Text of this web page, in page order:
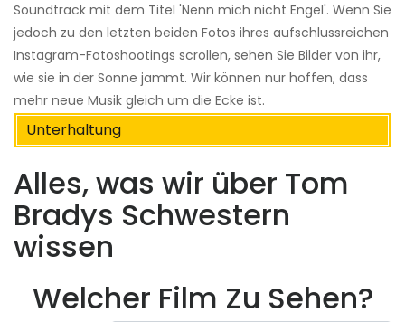
Soundtrack mit dem Titel 'Nenn mich nicht Engel'. Wenn Sie
jedoch zu den letzten beiden Fotos ihres aufschlussreichen
Instagram-Fotoshootings scrollen, sehen Sie Bilder von ihr,
wie sie in der Sonne jammt. Wir können nur hoffen, dass
mehr neue Musik gleich um die Ecke ist.
Unterhaltung
Alles, was wir über Tom
Bradys Schwestern
wissen
Welcher Film Zu Sehen?